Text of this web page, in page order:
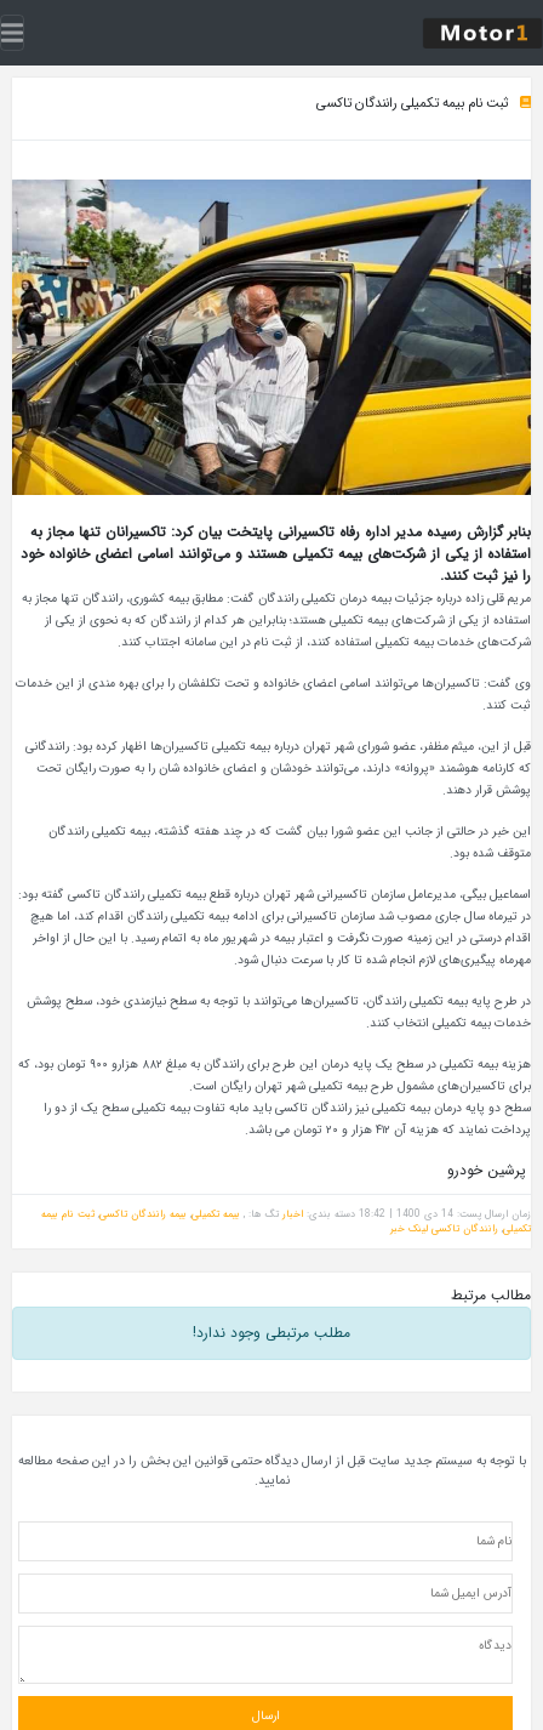
ثبت نام بیمه تکمیلی رانندگان تاکسی
بنابر گزارش رسیده مدیر اداره رفاه تاکسیرانی پایتخت بیان کرد: تاکسیرانان تنها مجاز به
استفاده از یکی از شرکت‌های بیمه تکمیلی هستند و می‌توانند اسامی اعضای خانواده خود
را نیز ثبت کنند.
مریم قلی زاده درباره جزئیات بیمه درمان تکمیلی رانندگان گفت: مطابق بیمه کشوری، رانندگان تنها مجاز به
استفاده از یکی از شرکت‌های بیمه تکمیلی هستند؛ بنابراین هر کدام از رانندگان که به نحوی از یکی از
شرکت‌های خدمات بیمه تکمیلی استفاده کنند، از ثبت نام در این سامانه اجتناب کنند.
وی گفت: تاکسیران‌ها می‌توانند اسامی اعضای خانواده و تحت تکلفشان را برای بهره مندی از این خدمات
ثبت کنند.
قبل از این، میثم مظفر، عضو شورای شهر تهران درباره بیمه تکمیلی تاکسیران‌ها اظهار کرده بود: رانندگانی
که کارنامه هوشمند «پروانه» دارند، می‌توانند خودشان و اعضای خانواده شان را به صورت رایگان تحت
پوشش قرار دهند.
این خبر در حالتی از جانب این عضو شورا بیان گشت که در چند هفته گذشته، بیمه تکمیلی رانندگان
متوقف شده بود.
اسماعیل بیگی، مدیرعامل سازمان تاکسیرانی شهر تهران درباره قطع بیمه تکمیلی رانندگان تاکسی گفته بود:
در تیرماه سال جاری مصوب شد سازمان تاکسیرانی برای ادامه بیمه تکمیلی رانندگان اقدام کند، اما هیچ
اقدام درستی در این زمینه صورت نگرفت و اعتبار بیمه در شهریور ماه به اتمام رسید. با این حال از اواخر
مهرماه پیگیری‌های لازم انجام شده تا کار با سرعت دنبال شود.
در طرح پایه بیمه تکمیلی رانندگان، تاکسیران‌ها می‌توانند با توجه به سطح نیازمندی خود، سطح پوشش
خدمات بیمه تکمیلی انتخاب کنند.
هزینه بیمه تکمیلی در سطح یک پایه درمان این طرح برای رانندگان به مبلغ ۸۸۲ هزارو ۹۰۰ تومان بود، که
برای تاکسیران‌های مشمول طرح بیمه تکمیلی شهر تهران رایگان است.
سطح دو پایه درمان بیمه تکمیلی نیز رانندگان تاکسی باید مابه تفاوت بیمه تکمیلی سطح یک از دو را
پرداخت نمایند که هزینه آن ۴۱۲ هزار و ۲۰ تومان می باشد.
پرشین خودرو
زمان ارسال پست: 14 دی 1400 | 18:42 دسته بندی: اخبار تگ ها: , بیمه تکمیلی, بیمه رانندگان تاکسی, ثبت نام بیمه
تکمیلی, رانندگان تاکسی لینک خبر
مطالب مرتبط
مطلب مرتبطی وجود ندارد!
با توجه به سیستم جدید سایت قبل از ارسال دیدگاه حتمی قوانین این بخش را در این صفحه مطالعه
نمایید.